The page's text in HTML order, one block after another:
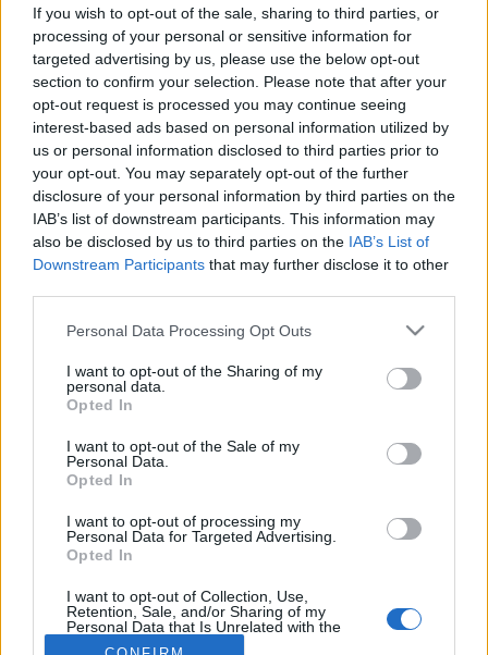
If you wish to opt-out of the sale, sharing to third parties, or
processing of your personal or sensitive information for
targeted advertising by us, please use the below opt-out
section to confirm your selection. Please note that after your
opt-out request is processed you may continue seeing
interest-based ads based on personal information utilized by
us or personal information disclosed to third parties prior to
your opt-out. You may separately opt-out of the further
disclosure of your personal information by third parties on the
IAB’s list of downstream participants. This information may
also be disclosed by us to third parties on the IAB’s List of
Downstream Participants that may further disclose it to other
Please note that this website/app uses one or more Google
not limited to your visit or usage behaviour. You may click to
grant or deny consent to Google and its third-party tags to
use your data for below specified purposes in below Google
consent section.
Personal Data Processing Opt Outs
I want to opt-out of the Sharing of my
personal data.
Opted In
I want to opt-out of the Sale of my
Personal Data.
Opted In
I want to opt-out of processing my
Personal Data for Targeted Advertising.
Opted In
I want to opt-out of Collection, Use,
Retention, Sale, and/or Sharing of my
Personal Data that Is Unrelated with the
Purposes for which it was collected.
rágógumit